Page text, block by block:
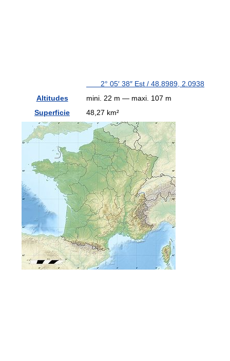
2° 05′ 38″ Est / 48.8989 2.0938
Altitudes
mini. 22 m — maxi. 107 m
Superficie
48,27 km²